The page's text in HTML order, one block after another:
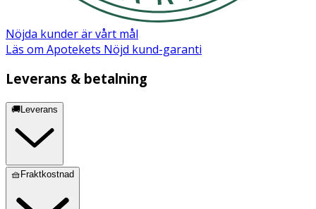
Nöjda kunder är vårt mål
Läs om Apotekets Nöjd kund-garanti
Leverans & betalning
🚚Leverans
🧺Fraktkostnad